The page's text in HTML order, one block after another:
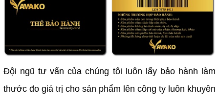
Đội ngũ tư vấn của chúng tôi luôn lấy bảo hành làm
thước đo giá trị cho sản phẩm lên công ty luôn khuyên